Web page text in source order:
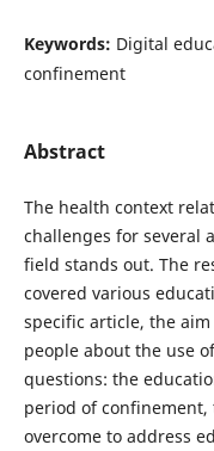
Keywords: Digital
confinement
Abstract
The health context
challenges for several
field stands out. The
covered various
specific article, the
people about the use
questions: the
period of
overcome to address